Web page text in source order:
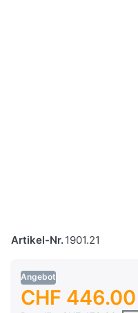
Artikel-Nr.1901.21
Angebot
CHF 446.00